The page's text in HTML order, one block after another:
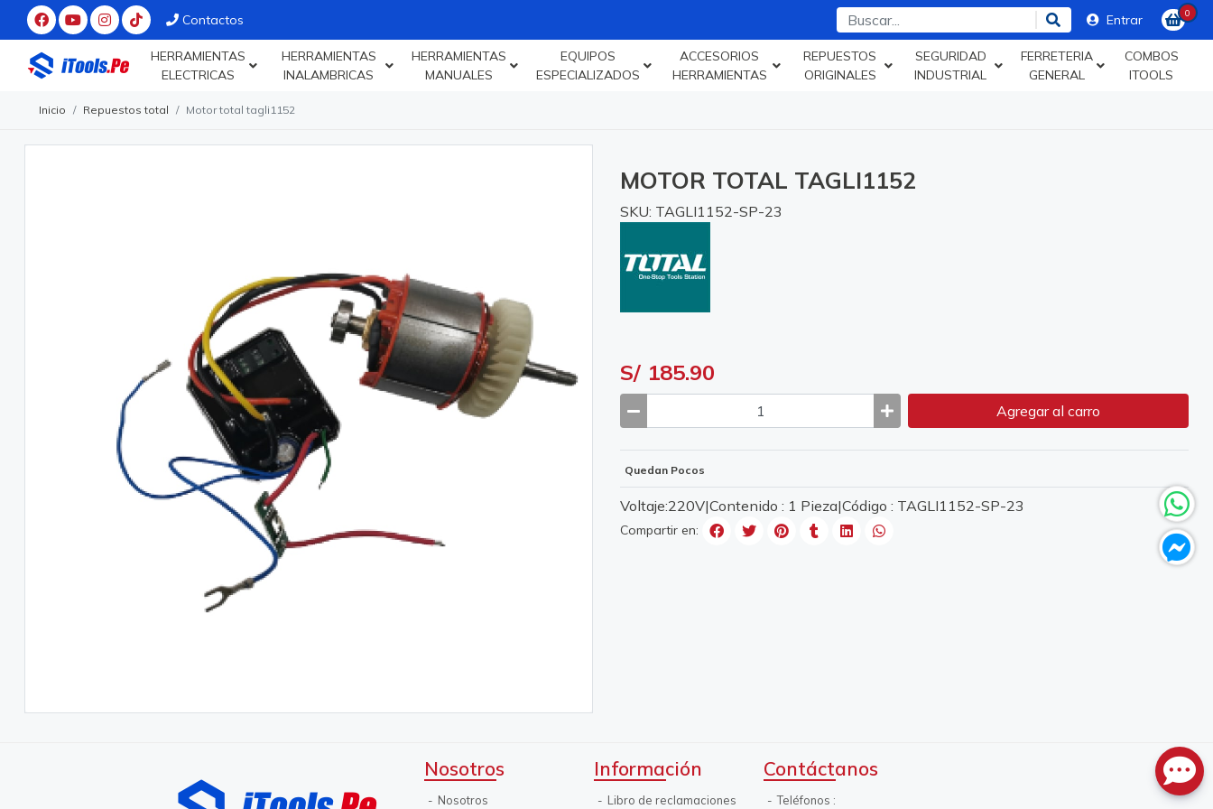
Contactos Entrar 0
HERRAMIENTAS
ELECTRICAS
HERRAMIENTAS
INALAMBRICAS
HERRAMIENTAS
MANUALES
EQUIPOS
ESPECIALIZADOS
ACCESORIOS
HERRAMIENTAS
REPUESTOS
ORIGINALES
SEGURIDAD
INDUSTRIAL
FERRETERIA
GENERAL
COMBOS
ITOOLS
Inicio Repuestos total Motor total tagli1152
MOTOR TOTAL TAGLI1152
SKU: TAGLI1152-SP-23
S/ 185.90
Agregaral carro
Quedan Pocos
Voltaje:220V|Contenido : 1 Pieza|Código : TAGLI1152-SP-23
Compartir en:
Nosotros
Nosotros
Información
Libro de reclamaciones
Contáctanos
Teléfonos